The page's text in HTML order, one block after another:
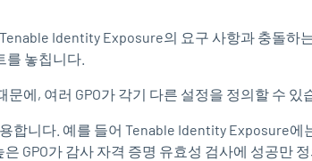
Tenable Identity Exposure의 요구 사항과 충돌하
를 놓칩니다.
에, 여러 GPO가 각기 다른 설정을 정의할 수 있
합니다. 예를 들어 Tenable Identity Exposure에
GPO가 감사 자격 증명 유효성 검사에 성공만